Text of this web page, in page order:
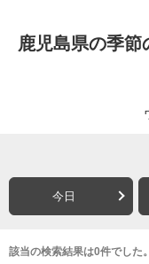
鹿児島県の季節
今日
該当の検索結果は0件でした。